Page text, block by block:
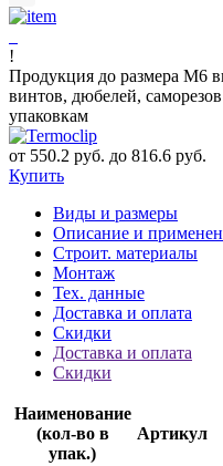
!
Продукция до размера М6
винтов, дюбелей,
упаковкам
от 550.2 руб. до 816.6 руб.
Купить
Виды и размеры
Описание и
Строит. материалы
Монтаж
Тех. данные
Доставка и оплата
Скидки
Доставка и оплата
Скидки
Наименование
(кол-во в
упак.)
Артикул